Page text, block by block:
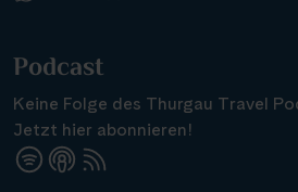
Podcast
Keine Folge des Thurgau Travel
Jetzt hier abonnieren!